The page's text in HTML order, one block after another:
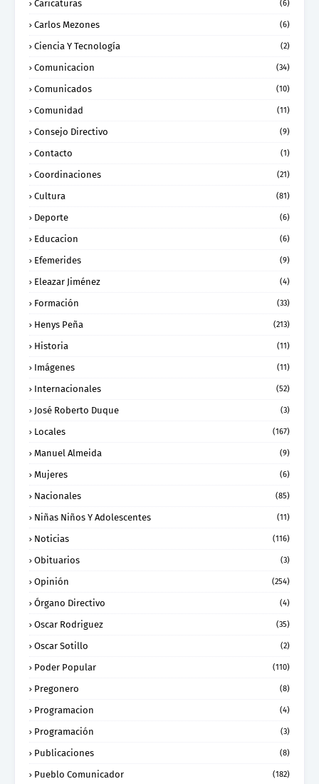
Caricaturas (6)
Carlos Mezones (6)
Ciencia Y Tecnología (2)
Comunicacion (34)
Comunicados (10)
Comunidad (11)
Consejo Directivo (9)
Contacto (1)
Coordinaciones (21)
Cultura (81)
Deporte (6)
Educacion (6)
Efemerides (9)
Eleazar Jiménez (4)
Formación (33)
Henys Peña (213)
Historia (11)
Imágenes (11)
Internacionales (52)
José Roberto Duque (3)
Locales (167)
Manuel Almeida (9)
Mujeres (6)
Nacionales (85)
Niñas Niños Y Adolescentes (11)
Noticias (116)
Obituarios (3)
Opinión (254)
Órgano Directivo (4)
Oscar Rodriguez (35)
Oscar Sotillo (2)
Poder Popular (110)
Pregonero (8)
Programacion (4)
Programación (3)
Publicaciones (8)
Pueblo Comunicador (182)